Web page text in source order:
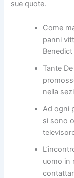
sue quote.
Come
panni
Tante
nella
Ad ogni
si sono
uomo in